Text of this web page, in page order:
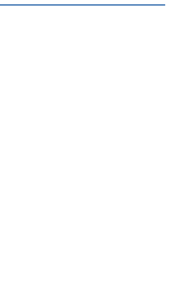
wenn Ihr